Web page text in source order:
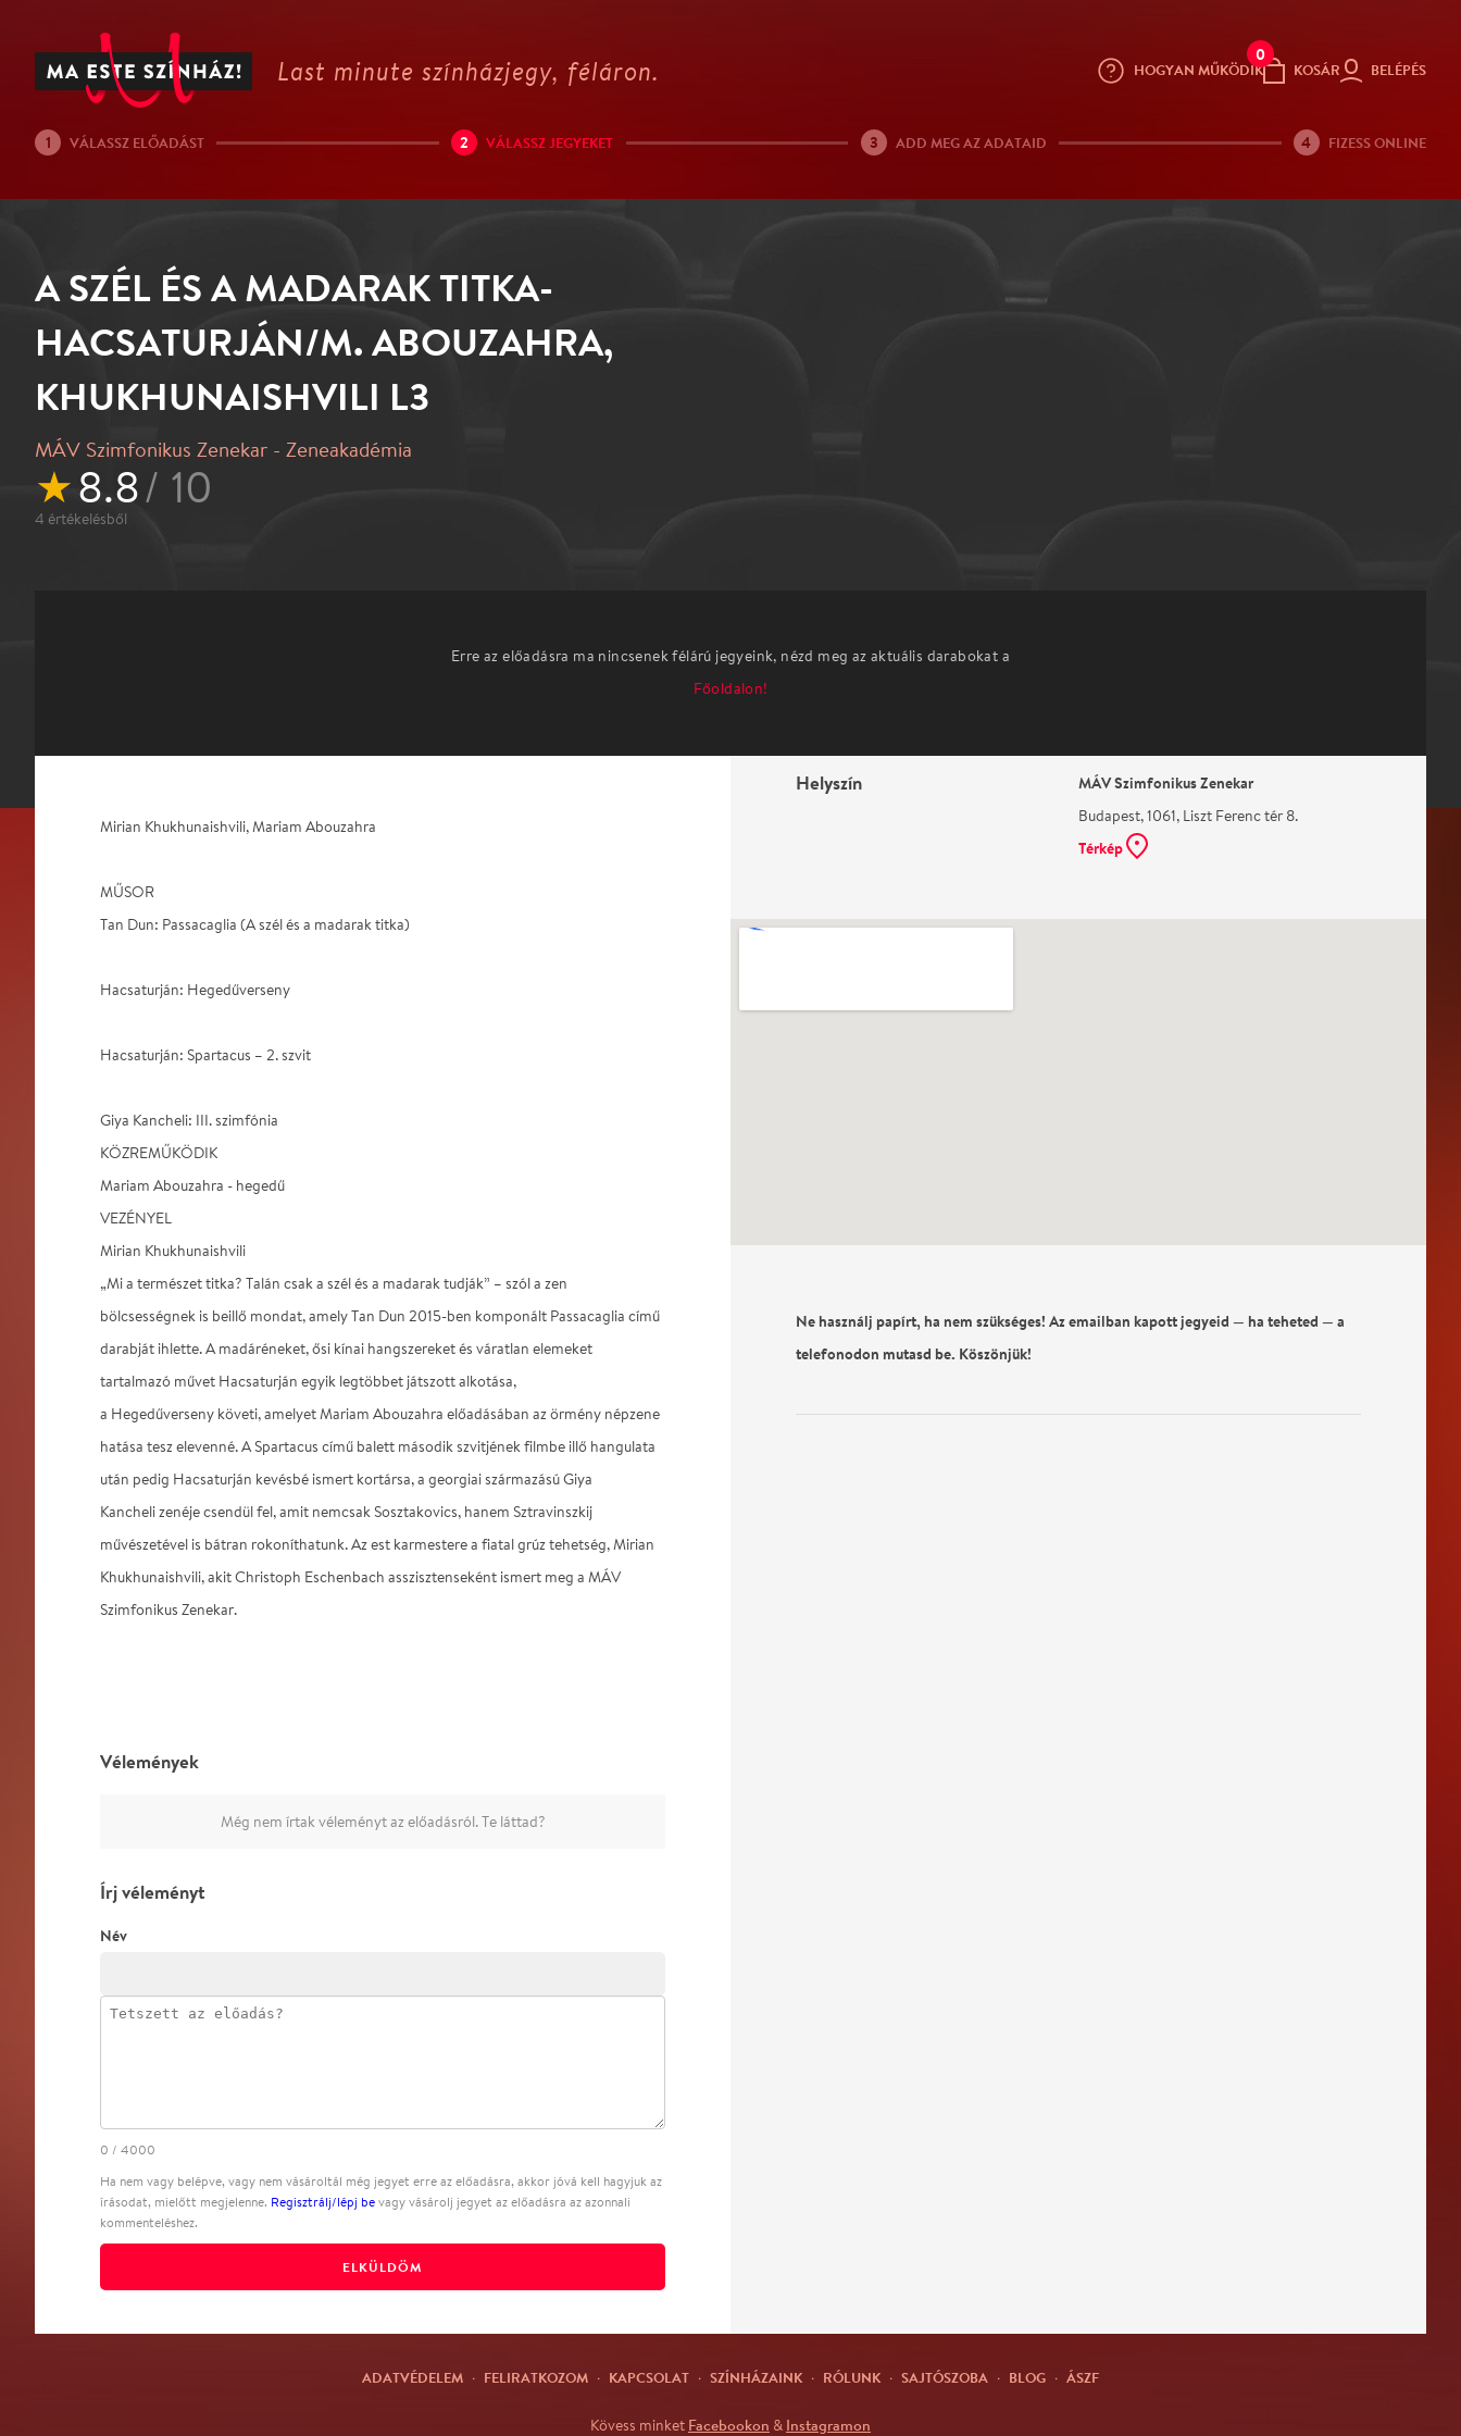
Last minute színházjegy, féláron. HOGYAN MŰKÖDIK
0
KOSÁR BELÉPÉS
1 VÁLASSZ ELŐADÁST 2 VÁLASSZ JEGYEKET 3 ADD MEG AZ ADATAID 4 FIZESS ONLINE
A SZÉL ÉS A MADARAK TITKA-
HACSATURJÁN/M. ABOUZAHRA,
KHUKHUNAISHVILI L3
MÁV Szimfonikus Zenekar - Zeneakadémia
★8.8/ 10
4 értékelésből
Erre az előadásra ma nincsenek félárú jegyeink, nézd meg az aktuális darabokat a
Főoldalon!
Mirian Khukhunaishvili, Mariam Abouzahra
MŰSOR
Tan Dun: Passacaglia (A szél és a madarak titka)
Hacsaturján: Hegedűverseny
Hacsaturján: Spartacus – 2. szvit
Giya Kancheli: III. szimfónia
KÖZREMŰKÖDIK
Mariam Abouzahra - hegedű
VEZÉNYEL
Mirian Khukhunaishvili
„Mi a természet titka? Talán csak a szél és a madarak tudják” – szól a zen
bölcsességnek is beillő mondat, amely Tan Dun 2015-ben komponált Passacaglia című
darabját ihlette. A madáréneket, ősi kínai hangszereket és váratlan elemeket
tartalmazó művet Hacsaturján egyik legtöbbet játszott alkotása,
a Hegedűverseny követi, amelyet Mariam Abouzahra előadásában az örmény népzene
hatása tesz elevenné. A Spartacus című balett második szvitjének filmbe illő hangulata
után pedig Hacsaturján kevésbé ismert kortársa, a georgiai származású Giya
Kancheli zenéje csendül fel, amit nemcsak Sosztakovics, hanem Sztravinszkij
művészetével is bátran rokoníthatunk. Az est karmestere a fiatal grúz tehetség, Mirian
Khukhunaishvili, akit Christoph Eschenbach asszisztenseként ismert meg a MÁV
Szimfonikus Zenekar.
Helyszín MÁV Szimfonikus Zenekar
Budapest, 1061, Liszt Ferenc tér 8.
Térkép
Ne használj papírt, ha nem szükséges! Az emailban kapott jegyeid — ha teheted — a
telefonodon mutasd be. Köszönjük!
Vélemények
Még nem írtak véleményt az előadásról. Te láttad?
Írj véleményt
Név
0 / 4000
Ha nem vagy belépve, vagy nem vásároltál még jegyet erre az előadásra, akkor jóvá kell hagyjuk az
írásodat, mielőtt megjelenne. Regisztrálj/lépj be vagy vásárolj jegyet az előadásra az azonnali
kommenteléshez.
ELKÜLDÖM
ADATVÉDELEM · FELIRATKOZOM · KAPCSOLAT · SZÍNHÁZAINK · RÓLUNK · SAJTÓSZOBA · BLOG · ÁSZF
Kövess minket Facebookon & Instagramon